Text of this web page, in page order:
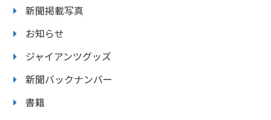
新聞掲載写真
お知らせ
ジャイアンツグッズ
新聞バックナンバー
書籍